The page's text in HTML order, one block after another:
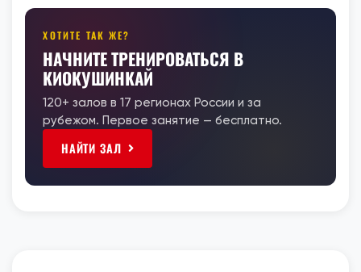
ХОТИТЕ ТАК ЖЕ?
НАЧНИТЕ ТРЕНИРОВАТЬСЯ В
КИОКУШИНКАЙ
120+ залов в 17 регионах России и за
рубежом. Первое занятие — бесплатно.
НАЙТИ ЗАЛ